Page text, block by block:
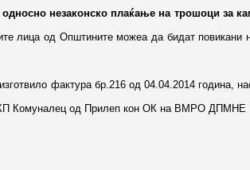
односно незаконско плаќање на трошоци за
лица од Општините можеа да бидат повикани
фактура бр.216 од 04.04.2014 година,
ЈКП Комуналец од Прилеп кон ОК на ВМРО ДПМНЕ